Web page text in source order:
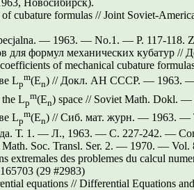
Новосибирск).
of cubature formulas // Joint Soviet-
— 1963. — No.1. — P. 117-118.
для формул механических
of mechanical cubature
Lp
m(En) // Докл. АН СССР. — 1963.
the Lp
m(En) space // Soviet Math. Dokl.
Lp
m(En) // Сиб. мат. журн. — 1963.
Т. 1. — Л., 1963. — С. 227-242. —
Math. Soc. Transl. Ser. 2. — 1970. —
extremales des problemes du calcul
(29 #2983)
equations // Differential Equations